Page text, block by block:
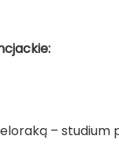
– studium